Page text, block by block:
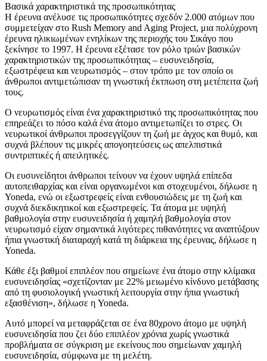
Βασικά χαρακτηριστικά της προσωπικότητας
Η έρευνα ανέλυσε τις προσωπικότητες σχεδόν 2.000 ατόμων που
συμμετείχαν στο Rush Memory and Aging Project, μια πολύχρονη
έρευνα ηλικιωμένων ενηλίκων της περιοχής του Σικάγο που
ξεκίνησε το 1997. Η έρευνα εξέτασε τον ρόλο τριών βασικών
χαρακτηριστικών της προσωπικότητας – ευσυνειδησία,
εξωστρέφεια και νευρωτισμός – στον τρόπο με τον οποίο οι
άνθρωποι αντιμετώπισαν τη γνωστική έκτπωση στη μετέπειτα ζωή
τους.
Ο νευρωτισμός είναι ένα χαρακτηριστικό της προσωπικότητας που
επηρεάζει το πόσο καλά ένα άτομο αντιμετωπίζει το στρες. Οι
νευρωτικοί άνθρωποι προσεγγίζουν τη ζωή με άγχος και θυμό, και
συχνά βλέπουν τις μικρές απογοητεύσεις ως απελπιστικά
συντριπτικές ή απειλητικές.
Οι ευσυνείδητοι άνθρωποι τείνουν να έχουν υψηλά επίπεδα
αυτοπειθαρχίας και είναι οργανωμένοι και στοχευμένοι, δήλωσε η
Yoneda, ενώ οι εξωστρεφείς είναι ενθουσιώδεις με τη ζωή και
συχνά διεκδικητικοί και εξωστρεφείς. Τα άτομα με υψηλή
βαθμολογία στην ευσυνειδησία ή χαμηλή βαθμολογία στον
νευρωτισμό είχαν σημαντικά λιγότερες πιθανότητες να αναπτύξουν
ήπια γνωστική διαταραχή κατά τη διάρκεια της έρευνας, δήλωσε η
Yoneda.
Κάθε έξι βαθμοί επιπλέον που σημείωνε ένα άτομο στην κλίμακα
ευσυνειδησίας «σχετίζονταν με 22% μειωμένο κίνδυνο μετάβασης
από τη φυσιολογική γνωστική λειτουργία στην ήπια γνωστική
εξασθένιση», δήλωσε η Yoneda.
Αυτό μπορεί να μεταφράζεται σε ένα 80χρονο άτομο με υψηλή
ευσυνειδησία που ζει δύο επιπλέον χρόνια χωρίς γνωστικά
προβλήματα σε σύγκριση με εκείνους που σημείωναν χαμηλή
ευσυνειδησία, σύμφωνα με τη μελέτη.